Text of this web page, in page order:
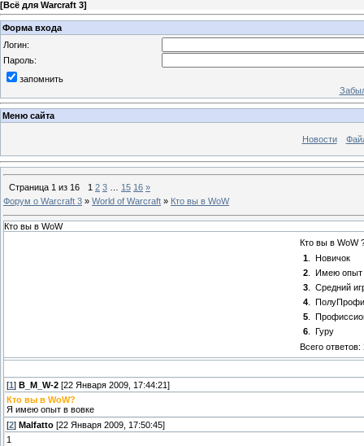
[Всё для Warcraft 3]
Форма входа
Логин:
Пароль:
запомнить
Меню сайта
Новости
Страница 1 из 16 1 2 3 15 16 »
Форум о Warcraft 3 » World of Warcraft » Кто вы в WoW
Кто вы в WoW
Кто вы в WoW
1
Новичок
2
Имею опыт
3
Средний
4
ПолуПрофи
5
6
Гуру
Всего ответов:
[1 ] B_M_W-2 [22 Января 2009, 17:44:21]
Кто вы в WoW?
Я имею опыт в вовке
[2] Malfatto [22 Января 2009, 17:50:45]
1